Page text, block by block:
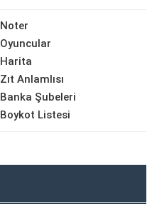
Noter
Oyuncular
Harita
Zıt Anlamlısı
Banka Şubeleri
Boykot Listesi